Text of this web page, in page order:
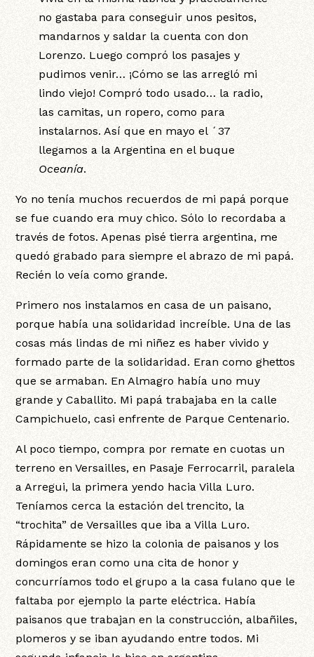
no gastaba para conseguir unos pesitos,
mandarnos y saldar la cuenta con don
Lorenzo. Luego compró los pasajes y
pudimos venir… ¡Cómo se las arregló mi
lindo viejo! Compró todo usado… la radio,
las camitas, un ropero, como para
instalarnos. Así que en mayo el ´37
llegamos a la Argentina en el buque
Oceanía.
Yo no tenía muchos recuerdos de mi papá porque
se fue cuando era muy chico. Sólo lo recordaba a
través de fotos. Apenas pisé tierra argentina, me
quedó grabado para siempre el abrazo de mi papá.
Recién lo veía como grande.
Primero nos instalamos en casa de un paisano,
porque había una solidaridad increíble. Una de las
cosas más lindas de mi niñez es haber vivido y
formado parte de la solidaridad. Eran como ghettos
que se armaban. En Almagro había uno muy
grande y Caballito. Mi papá trabajaba en la calle
Campichuelo, casi enfrente de Parque Centenario.
Al poco tiempo, compra por remate en cuotas un
terreno en Versailles, en Pasaje Ferrocarril, paralela
a Arregui, la primera yendo hacia Villa Luro.
Teníamos cerca la estación del trencito, la
“trochita” de Versailles que iba a Villa Luro.
Rápidamente se hizo la colonia de paisanos y los
domingos eran como una cita de honor y
concurríamos todo el grupo a la casa fulano que le
faltaba por ejemplo la parte eléctrica. Había
paisanos que trabajan en la construcción, albañiles,
plomeros y se iban ayudando entre todos. Mi